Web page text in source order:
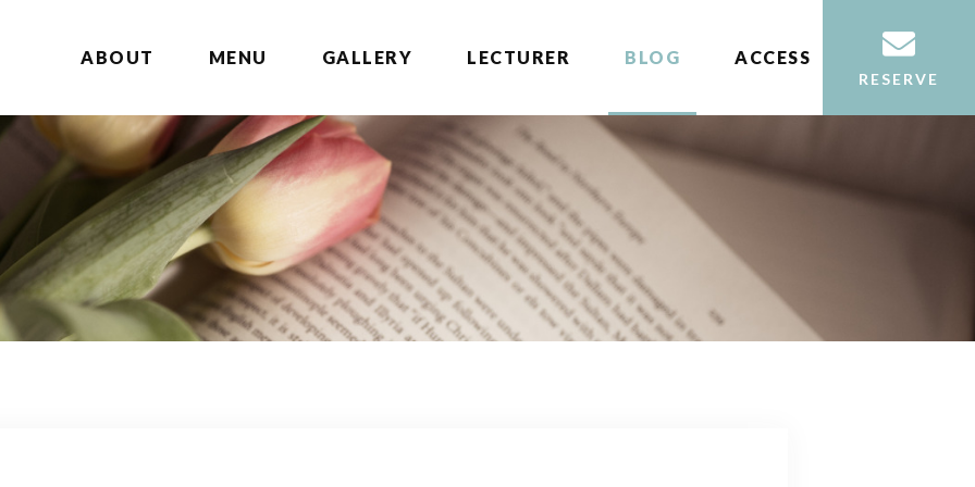
ABOUT MENU GALLERY LECTURER BLOG ACCESS
RESERVE